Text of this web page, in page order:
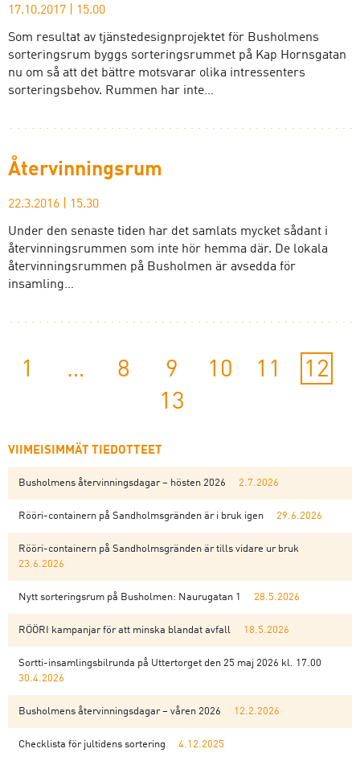
17.10.2017 15.00
Som resultat av tjänstedesignprojektet för Busholmens
sorteringsrum byggs sorteringsrummet på Kap Hornsgatan
nu om så att det bättre motsvarar olika intressenters
sorteringsbehov. Rummen har inte…
Återvinningsrum
22.3.2016 15.30
Under den senaste tiden har det samlats mycket sådant i
återvinningsrummen som inte hör hemma där. De lokala
återvinningsrummen på Busholmen är avsedda för
insamling…
1 … 8 9 10 11
12
13
VIIMEISIMMÄT TIEDOTTEET
Busholmens återvinningsdagar – hösten 2026 2.7.2026
Rööri-containern på Sandholmsgränden är i bruk igen 29.6.2026
Rööri-containern på Sandholmsgränden är tills vidare ur bruk
23.6.2026
Nytt sorteringsrum på Busholmen: Naurugatan 1 28.5.2026
RÖÖRI kampanjar för att minska blandat avfall 18.5.2026
Sortti-insamlingsbilrunda på Uttertorget den 25 maj 2026 kl. 17.00
30.4.2026
Busholmens återvinningsdagar – våren 2026 12.2.2026
Checklista för jultidens sortering 4.12.2025